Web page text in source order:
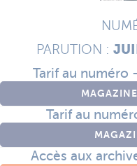
PARUTION :
Tarif au numéro
Tarif au
Accès aux